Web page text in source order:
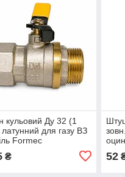
кульовий Ду 32 (1
для газу ВЗ
Formec
₴ 52